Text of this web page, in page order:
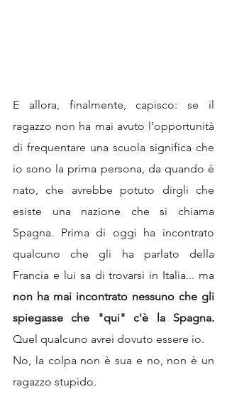
E allora, finalmente, capisco: se il
ragazzo non ha mai avuto l’opportunità
di frequentare una scuola significa che
io sono la prima persona, da quando è
nato, che avrebbe potuto dirgli che
esiste una nazione che si chiama
Spagna. Prima di oggi ha incontrato
qualcuno che gli ha parlato della
non ha mai incontrato nessuno che gli
spiegasse che "qui" c'è la Spagna.
Quel qualcuno avrei dovuto essere io.
No, la colpa non è sua e no, non è un
ragazzo stupido.